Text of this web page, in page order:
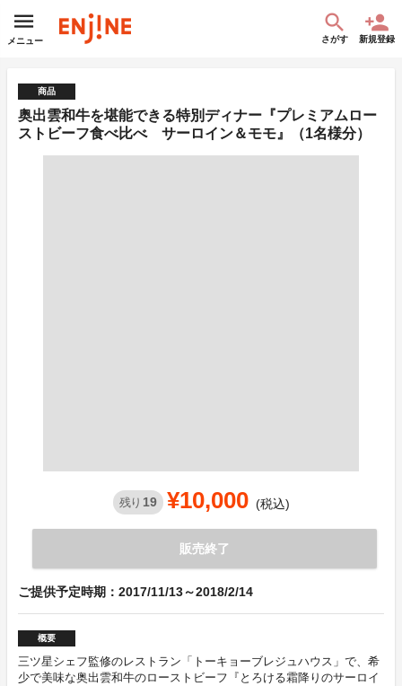
メニュー さがす 新規登録
商品
奥出雲和牛を堪能できる特別ディナー『プレミアムロー
ストビーフ食べ比べ サーロイン＆モモ』（1名様分）
残り 19 ¥10,000 (税込)
販売終了
ご提供予定時期：2017/11/13～2018/2/14
概要
三ツ星シェフ監修のレストラン「トーキョーブレジュハウス」で、希
少で美味な奥出雲和牛のローストビーフ『とろける霜降りのサーロイ